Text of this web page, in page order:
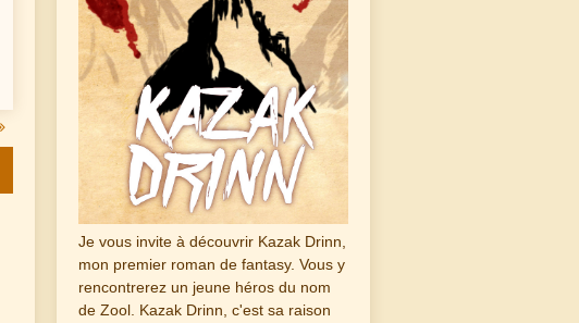
Je vous invite à découvrir Kazak Drinn,
mon premier roman de fantasy. Vous y
rencontrerez un jeune héros du nom
de Zool. Kazak Drinn, c'est sa raison